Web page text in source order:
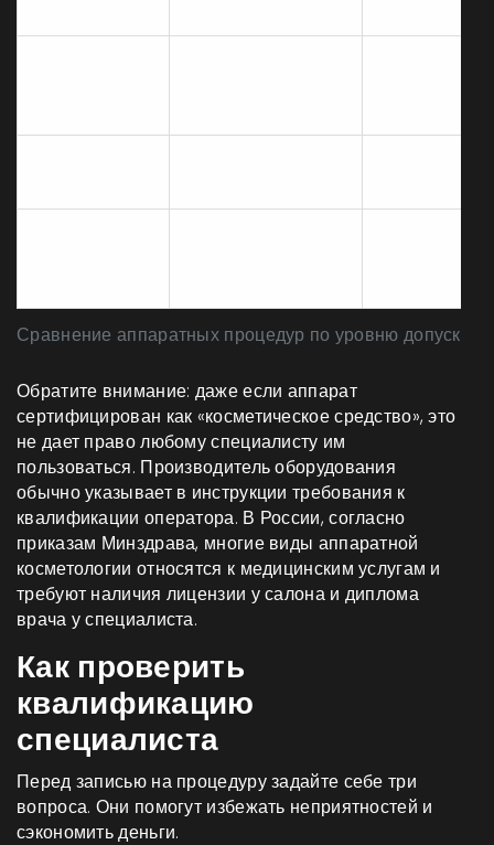
Сравнение аппаратных процедур по уровню допуска
Обратите внимание: даже если аппарат
сертифицирован как «косметическое средство», это
не дает право любому специалисту им
пользоваться. Производитель оборудования
обычно указывает в инструкции требования к
квалификации оператора. В России, согласно
приказам Минздрава, многие виды аппаратной
косметологии относятся к медицинским услугам и
требуют наличия лицензии у салона и диплома
врача у специалиста.
Как проверить
квалификацию
специалиста
Перед записью на процедуру задайте себе три
вопроса. Они помогут избежать неприятностей и
сэкономить деньги.